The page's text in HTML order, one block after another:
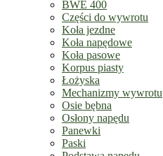
BWE 400
Części do wywrotu
Koła jezdne
Koła napędowe
Koła pasowe
Korpus piasty
Łożyska
Mechanizmy wywrotu
Osie bębna
Osłony napędu
Panewki
Paski